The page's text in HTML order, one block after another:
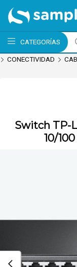
Enviar a email
CATEGORÍAS
CONECTIVIDAD
hoy. Comprando
Switch TP-
10/